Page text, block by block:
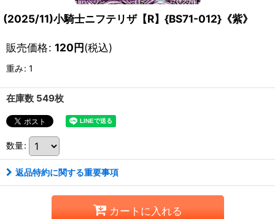
(2025/11)小騎士ニフテリザ【R】{BS71-012}《紫》
販売価格: 120円(税込)
重み: 1
在庫数 549枚
数量:
返品特約に関する重要事項
カートに入れる